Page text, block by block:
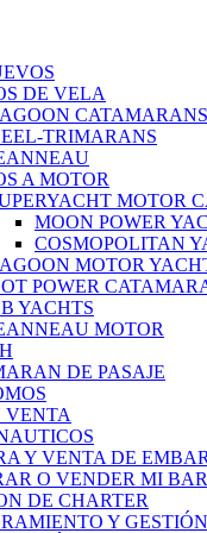
DE VELA
CATAMARANS
TRIMARANS
A MOTOR
MOTOR
MOON POWER
COSMOPOLITAN
MOTOR
POWER
YACHTS
MOTOR
DE PASAJE
VENTA
Y VENTA DE
O VENDER MI
DE CHARTER
Y